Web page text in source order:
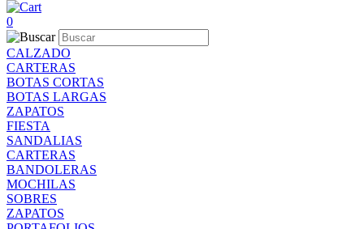
0
CALZADO
CARTERAS
BOTAS CORTAS
BOTAS LARGAS
ZAPATOS
FIESTA
SANDALIAS
CARTERAS
BANDOLERAS
MOCHILAS
SOBRES
ZAPATOS